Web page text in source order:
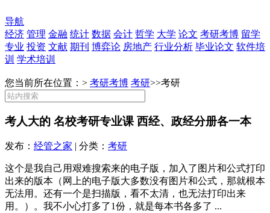
导航
经济 管理 金融 统计 数据 会计 哲学 大学 论文 考研考博 留学
专业 投资 文献 期刊 博弈论 房地产 行业分析 毕业论文 软件培
训 学术培训
您当前所在位置：> 考研考博 考研>>考研
考人大的 名校考研专业课 西经、政经分册各一本
发布： 经管之家 | 分类： 考研
这个是我自己用艰难搜索来的电子版，加入了图片和公式打印
出来的版本（网上的电子版大多数没有图片和公式，那就根本
无法用。还有一个是扫描版，看不太清，也无法打印出来
用。）。我不小心打多了1份，就是每本书各多了 ...